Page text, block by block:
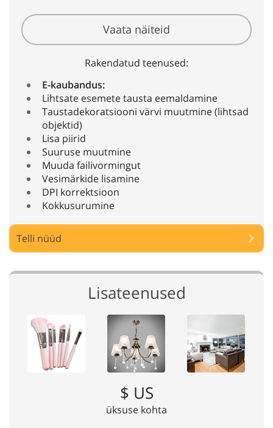
Vaata näiteid
Rakendatud teenused:
E-kaubandus:
Lihtsate esemete tausta eemaldamine
Taustadekoratsiooni värvi muutmine (lihtsad
objektid)
Lisa piirid
Suuruse muutmine
Muuda failivormingut
Vesimärkide lisamine
DPI korrektsioon
Kokkusurumine
Telli nüüd
Lisateenused
$ US
üksuse kohta